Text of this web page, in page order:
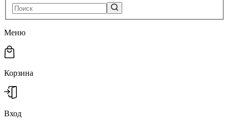
Меню
Корзина
Вход